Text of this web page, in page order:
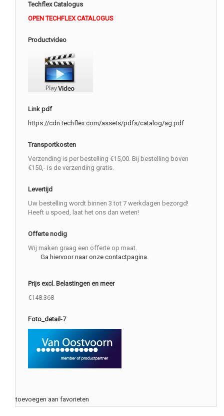
Techflex Catalogus
OPEN TECHFLEX CATALOGUS
Productvideo
Link pdf
https://cdn.techflex.com/assets/pdfs/catalog/ag.pdf
Transportkosten
Verzending is per bestelling €15,00. Bij bestelling boven
€150,- is de verzending gratis.
Levertijd
Uw bestelling wordt binnen 3 tot 7 werkdagen bezorgd!
Heeft u spoed, laat het ons dan weten!
Offerte nodig
Wij maken graag een offerte op maat.
Ga hiervoor naar onze contactpagina.
Prijs excl. Belastingen en meer
€148.368
Foto_detail-7
toevoegen aan favorieten